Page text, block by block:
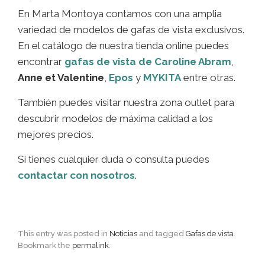
En Marta Montoya contamos con una amplia
variedad de modelos de gafas de vista exclusivos.
En el catálogo de nuestra tienda online puedes
encontrar gafas de vista de Caroline Abram,
Anne et Valentine, Epos y MYKITAentre otras.
También puedes visitar nuestra zona outlet para
descubrir modelos de máxima calidad a los
mejores precios.
Si tienes cualquier duda o consulta puedes
contactar con nosotros.
This entry was posted in Noticias and tagged Gafas de vista.
Bookmark the permalink.